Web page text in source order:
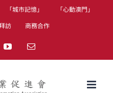
「城市記憶」
「心動澳門」
訪 商務合作
YouTubeEmail